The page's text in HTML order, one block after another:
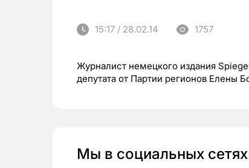
15:17 / 28.02.14 1757
Журналист немецкого издания
депутата от Партии регионов Елены
Мы в социальных